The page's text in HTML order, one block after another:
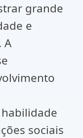
grande
e
A
sociais